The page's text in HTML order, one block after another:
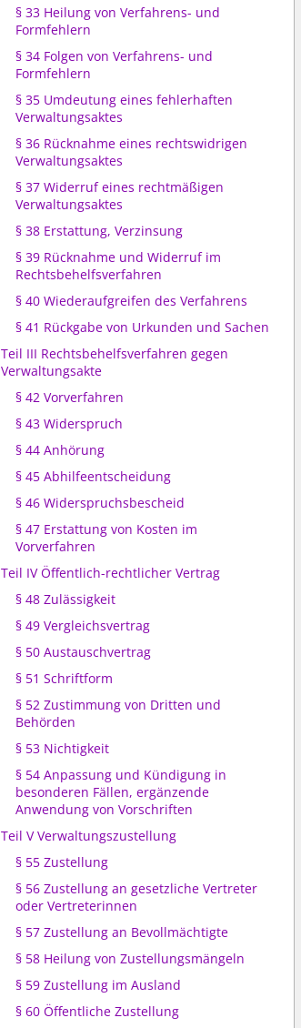
§ 33 Heilung von Verfahrens- und
Formfehlern
§ 34 Folgen von Verfahrens- und
Formfehlern
§ 35 Umdeutung eines fehlerhaften
Verwaltungsaktes
§ 36 Rücknahme eines rechtswidrigen
Verwaltungsaktes
§ 37 Widerruf eines rechtmäßigen
Verwaltungsaktes
§ 38 Erstattung, Verzinsung
§ 39 Rücknahme und Widerruf im
Rechtsbehelfsverfahren
§ 40 Wiederaufgreifen des Verfahrens
§ 41 Rückgabe von Urkunden und Sachen
Teil III Rechtsbehelfsverfahren gegen
Verwaltungsakte
§ 42 Vorverfahren
§ 43 Widerspruch
§ 44 Anhörung
§ 45 Abhilfeentscheidung
§ 46 Widerspruchsbescheid
§ 47 Erstattung von Kosten im
Vorverfahren
Teil IV Öffentlich-rechtlicher Vertrag
§ 48 Zulässigkeit
§ 49 Vergleichsvertrag
§ 50 Austauschvertrag
§ 51 Schriftform
§ 52 Zustimmung von Dritten und
Behörden
§ 53 Nichtigkeit
§ 54 Anpassung und Kündigung in
besonderen Fällen, ergänzende
Anwendung von Vorschriften
Teil V Verwaltungszustellung
§ 55 Zustellung
§ 56 Zustellung an gesetzliche Vertreter
oder Vertreterinnen
§ 57 Zustellung an Bevollmächtigte
§ 58 Heilung von Zustellungsmängeln
§ 59 Zustellung im Ausland
§ 60 Öffentliche Zustellung